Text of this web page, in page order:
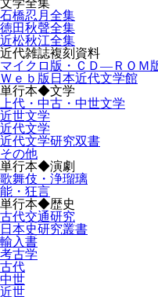
文学全集
石橋忍月全集
徳田秋聲全集
近松秋江全集
近代雑誌複刻資料
マイクロ版・ＣＤ―ＲＯＭ
Ｗｅｂ版日本近代文学館
単行本◆文学
上代・中古・中世文学
近世文学
近代文学
近代文学研究双書
その他
単行本◆演劇
歌舞伎・浄瑠璃
能・狂言
単行本◆歴史
古代交通研究
日本史研究叢書
輸入書
考古学
古代
中世
近世